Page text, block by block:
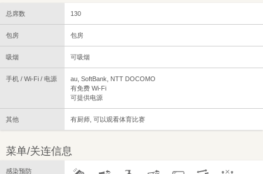
总席数 130
包房 包房
吸烟 可吸烟
手机 / Wi-Fi / 电源
au, SoftBank, NTT DOCOMO
有免费 Wi-Fi
可提供电源
其他 有厨师, 可以观看体育比赛
菜单/关连信息
感染预防